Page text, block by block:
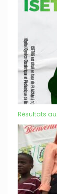
Résultats